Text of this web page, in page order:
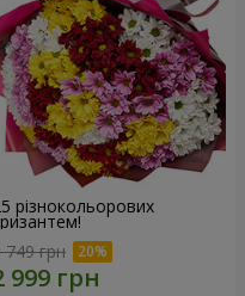
різнокольорових
749 грн